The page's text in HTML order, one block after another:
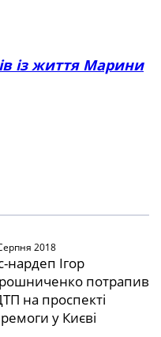
із життя Марини
2018
нардеп Ігор
потрапив
на проспекті
у Києві